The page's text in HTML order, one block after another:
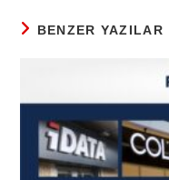
BENZER YAZILAR